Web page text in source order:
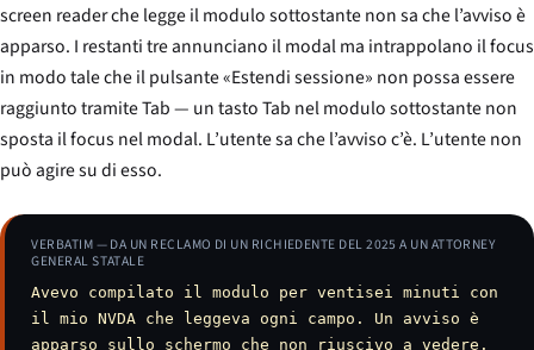
screen reader che legge il modulo sottostante non sa che l’avviso è
apparso. I restanti tre annunciano il modal ma intrappolano il focus
in modo tale che il pulsante «Estendi sessione» non possa essere
raggiunto tramite Tab — un tasto Tab nel modulo sottostante non
sposta il focus nel modal. L’utente sa che l’avviso c’è. L’utente non
può agire su di esso.
VERBATIM — DA UN RECLAMO DI UN RICHIEDENTE DEL 2025 A UN ATTORNEY
GENERAL STATALE
Avevo compilato il modulo per ventisei minuti con
il mio NVDA che leggeva ogni campo. Un avviso è
apparso sullo schermo che non riuscivo a vedere.